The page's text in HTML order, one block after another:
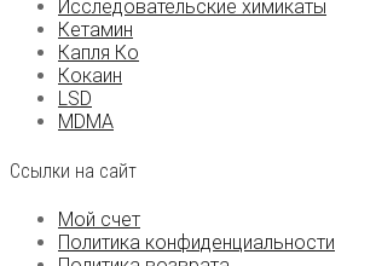
Исследовательские химикаты
Кетамин
Капля Ко
Кокаин
LSD
MDMA
Ссылки на сайт
Мой счет
Политика конфиденциальности